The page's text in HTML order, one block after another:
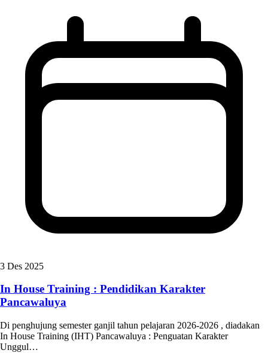
3 Des 2025
In House Training : Pendidikan Karakter
Pancawaluya
Di penghujung semester ganjil tahun pelajaran 2026-2026 , diadakan
In House Training (IHT) Pancawaluya : Penguatan Karakter
Unggul…